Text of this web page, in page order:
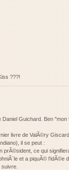
???!
Guichard. Ben
livre de ValÃ©ry
il se peut :
ce qui
et a piquÃ© l'idÃ©e